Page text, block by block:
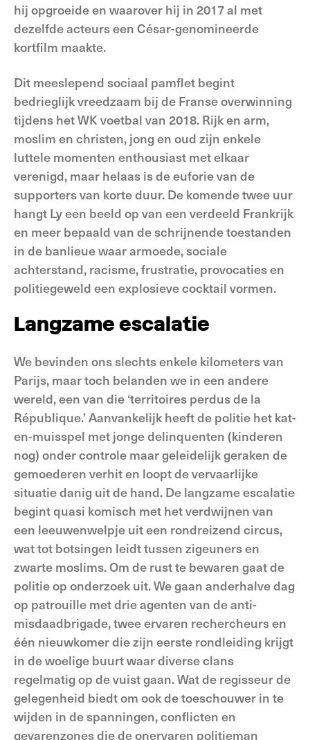
hij opgroeide en waarover hij in 2017 al met
dezelfde acteurs een César-genomineerde
kortfilm maakte.
Dit meeslepend sociaal pamflet begint
bedrieglijk vreedzaam bij de Franse overwinning
tijdens het WK voetbal van 2018. Rijk en arm,
moslim en christen, jong en oud zijn enkele
luttele momenten enthousiast met elkaar
verenigd, maar helaas is de euforie van de
supporters van korte duur. De komende twee uur
hangt Ly een beeld op van een verdeeld Frankrijk
en meer bepaald van de schrijnende toestanden
in de banlieue waar armoede, sociale
achterstand, racisme, frustratie, provocaties en
politiegeweld een explosieve cocktail vormen.
Langzame escalatie
We bevinden ons slechts enkele kilometers van
Parijs, maar toch belanden we in een andere
wereld, een van die ‘territoires perdus de la
République.’ Aanvankelijk heeft de politie het kat-
en-muisspel met jonge delinquenten (kinderen
nog) onder controle maar geleidelijk geraken de
gemoederen verhit en loopt de vervaarlijke
situatie danig uit de hand. De langzame escalatie
begint quasi komisch met het verdwijnen van
een leeuwenwelpje uit een rondreizend circus,
wat tot botsingen leidt tussen zigeuners en
zwarte moslims. Om de rust te bewaren gaat de
politie op onderzoek uit. We gaan anderhalve dag
op patrouille met drie agenten van de anti-
misdaadbrigade, twee ervaren rechercheurs en
één nieuwkomer die zijn eerste rondleiding krijgt
in de woelige buurt waar diverse clans
regelmatig op de vuist gaan. Wat de regisseur de
gelegenheid biedt om ook de toeschouwer in te
wijden in de spanningen, conflicten en
gevarenzones die de onervaren politieman